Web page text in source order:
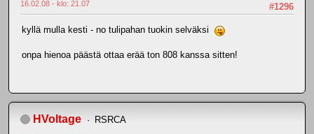
#1296
16.02.08 - klo: 21.07
kyllä mulla kesti - no tulipahan tuokin selväksi
onpa hienoa päästä ottaa erää ton 808 kanssa sitten!
HVoltage RSRCA